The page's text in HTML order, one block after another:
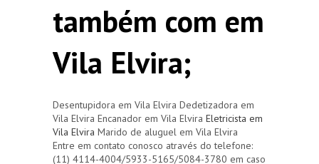
também com em
Vila Elvira;
Desentupidora em Vila Elvira Dedetizadora em
Vila Elvira Encanador em Vila Elvira Eletricista em
Vila Elvira Marido de aluguel em Vila Elvira
Entre em contato conosco através do telefone:
(11) 4114-4004/5933-5165/5084-3780 em caso